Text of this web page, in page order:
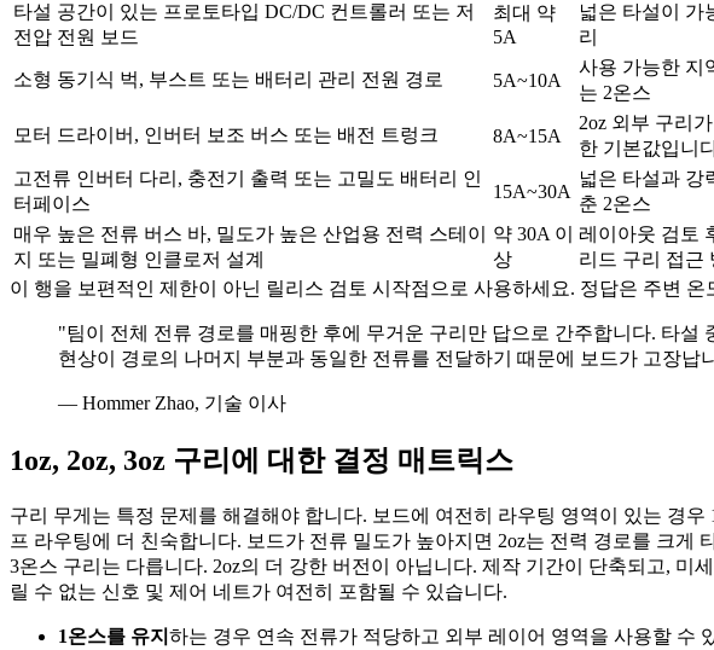
타설 공간이 있는 프로토타입 DC/DC 컨트롤러 또는 저
전압 전원 보드
최대 약
5A
넓은 타설이 가
리
소형 동기식 벅, 부스트 또는 배터리 관리 전원 경로 5A~10A
사용 가능한 지
는 2온스
모터 드라이버, 인버터 보조 버스 또는 배전 트렁크 8A~15A
2oz 외부 구리
한 기본값입니
고전류 인버터 다리, 충전기 출력 또는 고밀도 배터리 인
터페이스
15A~30A
넓은 타설과 강
춘 2온스
매우 높은 전류 버스 바, 밀도가 높은 산업용 전력 스테이
지 또는 밀폐형 인클로저 설계
약 30A 이
상
레이아웃 검토
리드 구리 접근
이 행을 보편적인 제한이 아닌 릴리스 검토 시작점으로 사용하세요. 정답은 주변
"팀이 전체 전류 경로를 매핑한 후에 무거운 구리만 답으로 간주합니다. 타
현상이 경로의 나머지 부분과 동일한 전류를 전달하기 때문에 보드가 고장납
— Hommer Zhao, 기술 이사
1oz, 2oz, 3oz 구리에 대한 결정 매트릭스
구리 무게는 특정 문제를 해결해야 합니다. 보드에 여전히 라우팅 영역이 있는 경
프 라우팅에 더 친숙합니다. 보드가 전류 밀도가 높아지면 2oz는 전력 경로를 크게
3온스 구리는 다릅니다. 2oz의 더 강한 버전이 아닙니다. 제작 기간이 단축되고,
릴 수 없는 신호 및 제어 네트가 여전히 포함될 수 있습니다.
1온스를 유지 하는 경우 연속 전류가 적당하고 외부 레이어 영역을 사용할 수